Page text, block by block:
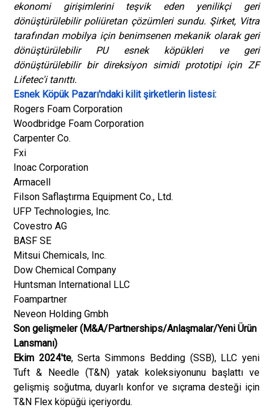
ekonomi girişimlerini teşvik eden yenilikçi geri
dönüştürülebilir poliüretan çözümleri sundu. Şirket, Vitra
tarafından mobilya için benimsenen mekanik olarak geri
dönüştürülebilir PU esnek köpükleri ve geri
dönüştürülebilir bir direksiyon simidi prototipi için ZF
Lifetec'i tanıttı.
Esnek Köpük Pazarı'ndaki kilit şirketlerin listesi:
Rogers Foam Corporation
Woodbridge Foam Corporation
Carpenter Co.
Fxi
Inoac Corporation
Armacell
Filson Saflaştırma Equipment Co., Ltd.
UFP Technologies, Inc.
Covestro AG
BASF SE
Mitsui Chemicals, Inc.
Dow Chemical Company
Huntsman International LLC
Foampartner
Neveon Holding Gmbh
Son gelişmeler (M&A/Partnerships/Anlaşmalar/Yeni Ürün
Lansmanı)
Ekim 2024'te, Serta Simmons Bedding (SSB), LLC yeni
Tuft & Needle (T&N) yatak koleksiyonunu başlattı ve
gelişmiş soğutma, duyarlı konfor ve sıçrama desteği için
T&N Flex köpüğü içeriyordu.